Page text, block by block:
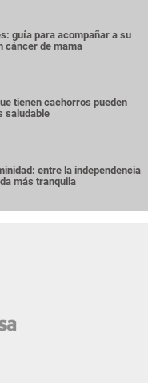
guía para acompañar a su
cáncer de mama
tienen cachorros pueden
saludable
entre la independencia
más tranquila